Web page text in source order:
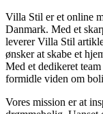
Villa Stil er et online
Danmark. Med et
leverer Villa Stil
ønsker at skabe et
Med et dedikeret
formidle viden om
Vores mission er at